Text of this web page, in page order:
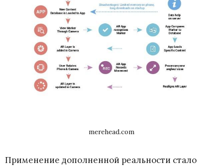
merehead.com
Применение дополненной реальности стало